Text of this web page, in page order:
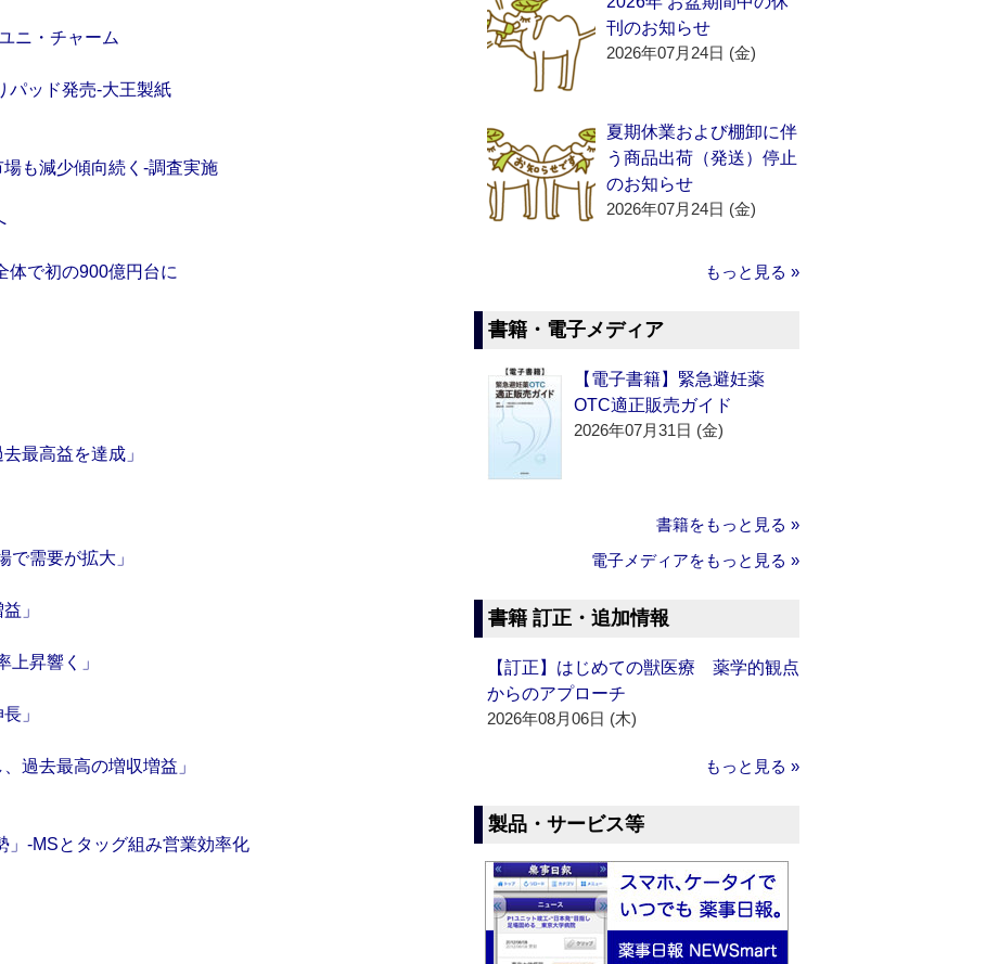
ニ・チャーム
パッド発売‐大王製紙
も減少傾向続く‐調査実施
体で初の900億円台に
最高益を達成」
で需要が拡大」
」
上昇響く」
」
過去最高の増収増益」
‐MSとタッグ組み営業効率化
刊のお知らせ
2026年07月24日 (金)
夏期休業および棚卸に伴
う商品出荷（発送）停止
のお知らせ
2026年07月24日 (金)
もっと見る »
書籍・電子メディア
【電子書籍】緊急避妊薬
OTC適正販売ガイド
2026年07月31日 (金)
書籍をもっと見る »
電子メディアをもっと見る »
書籍 訂正・追加情報
【訂正】はじめての獣医療 薬学的観点
からのアプローチ
2026年08月06日 (木)
もっと見る »
製品・サービス等